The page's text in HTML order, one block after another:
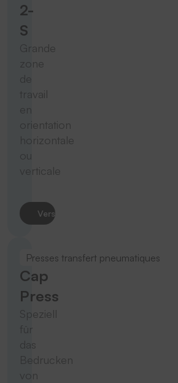
2-
S
Grande
zone
travail
orientation
horizontale
verticale
Vers le produit
Presses transfert pneumatiques
Cap
Press
Speziell
für
das
Bedrucken
von